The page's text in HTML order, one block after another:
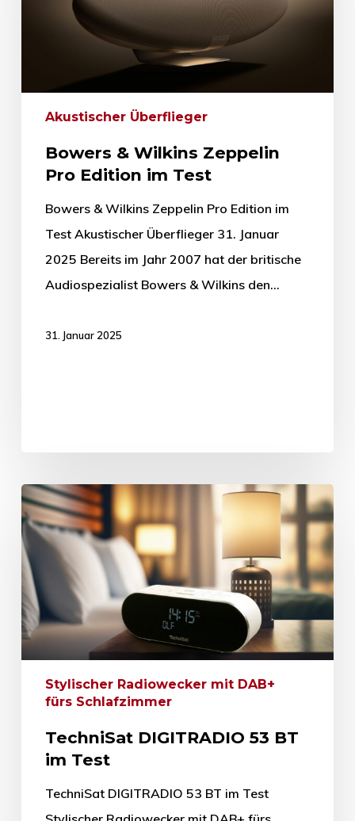
Akustischer Überflieger
Bowers & Wilkins Zeppelin
Pro Edition im Test
Bowers & Wilkins Zeppelin Pro Edition im
Test Akustischer Überflieger 31. Januar
2025 Bereits im Jahr 2007 hat der britische
Audiospezialist Bowers & Wilkins den…
31. Januar 2025
Stylischer Radiowecker mit DAB+
fürs Schlafzimmer
TechniSat DIGITRADIO 53 BT
im Test
TechniSat DIGITRADIO 53 BT im Test